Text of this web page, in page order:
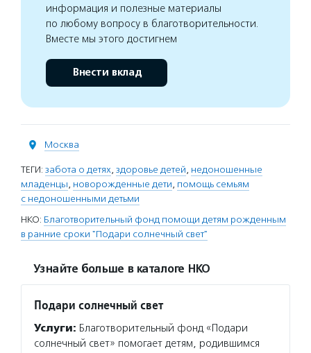
информация и полезные материалы
по любому вопросу в благотворительности.
Вместе мы этого достигнем
Внести вклад
Москва
ТЕГИ: забота о детях, здоровье детей, недоношенные
младенцы, новорожденные дети, помощь семьям
с недоношенными детьми
НКО: Благотворительный фонд помощи детям рожденным
в ранние сроки "Подари солнечный свет"
Узнайте больше в каталоге НКО
Подари солнечный свет
Услуги: Благотворительный фонд «Подари
солнечный свет» помогает детям, родившимся